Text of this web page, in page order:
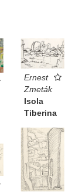
Ernest
Zmeták
Isola
Tiberina